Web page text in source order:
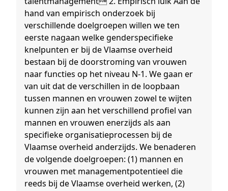
hand van empirisch onderzoek bij
verschillende doelgroepen willen we ten
eerste nagaan welke genderspecifieke
knelpunten er bij de Vlaamse overheid
bestaan bij de doorstroming van vrouwen
naar functies op het niveau N-1. We gaan er
van uit dat de verschillen in de loopbaan
tussen mannen en vrouwen zowel te wijten
kunnen zijn aan het verschillend profiel van
mannen en vrouwen enerzijds als aan
specifieke organisatieprocessen bij de
Vlaamse overheid anderzijds. We benaderen
de volgende doelgroepen: (1) mannen en
vrouwen met managementpotentieel die
reeds bij de Vlaamse overheid werken, (2)